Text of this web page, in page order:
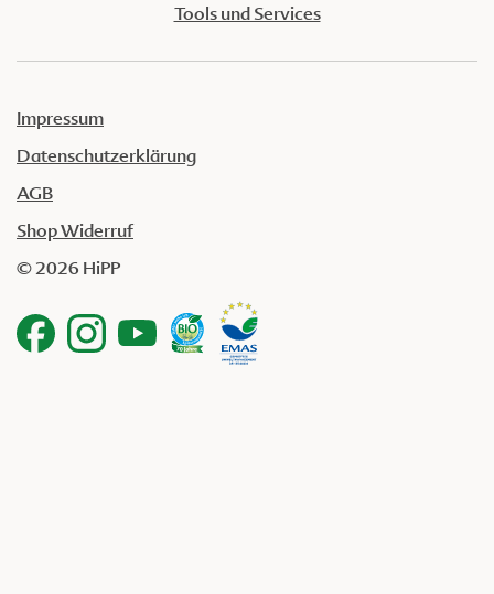
Tools und Services
Impressum
Datenschutzerklärung
AGB
Shop Widerruf
© 2026 HiPP